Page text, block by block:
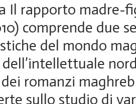
Il rapporto
comprende due
del mondo
romanzi
sullo studio di